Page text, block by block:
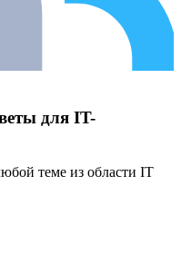
для IT-
теме из области IT